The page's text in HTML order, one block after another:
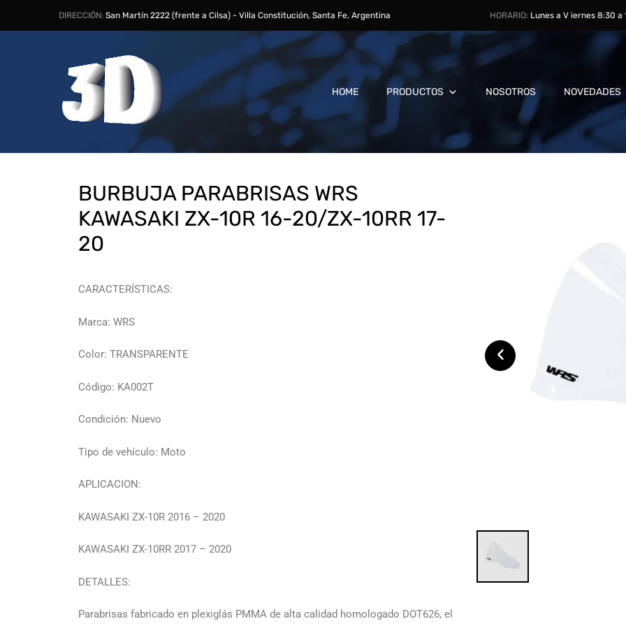
DIRECCIÓN: San Martín 2222 (frente a Cilsa) - Villa Constitución, Santa Fe, Argentina HORARIO: Lunes a V iernes 8:30 a
HOME PRODUCTOS NOSOTROS NOVEDADES
BURBUJA PARABRISAS WRS
KAWASAKI ZX-10R 16-20/ZX-10RR 17-
20
CARACTERÍSTICAS:
Marca: WRS
Color: TRANSPARENTE
Código: KA002T
Condición: Nuevo
Tipo de vehículo: Moto
APLICACION:
KAWASAKI ZX-10R 2016 – 2020
KAWASAKI ZX-10RR 2017 – 2020
DETALLES:
Parabrisas fabricado en plexiglás PMMA de alta calidad homologado DOT626, el
‹